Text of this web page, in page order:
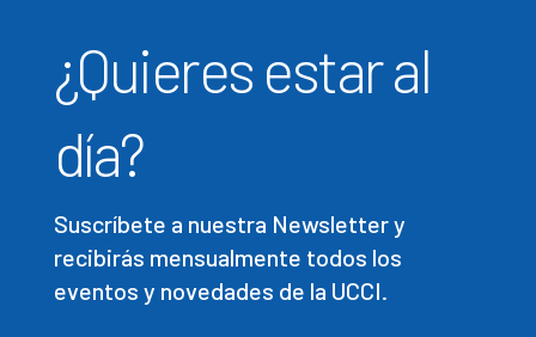
¿Quieres estar al
día?
Suscríbete a nuestra Newsletter y
recibirás mensualmente todos los
eventos y novedades de la UCCI.